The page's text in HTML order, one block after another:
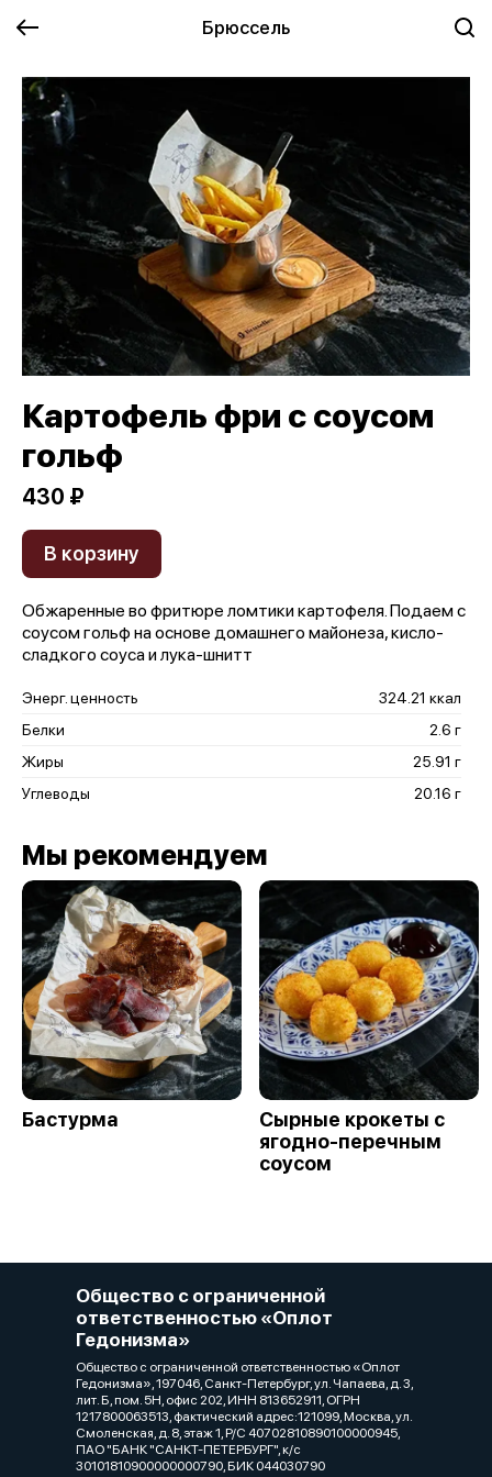
Брюссель
Картофель фри с соусом
гольф
430 ₽
В корзину
Обжаренные во фритюре ломтики картофеля. Подаем с
соусом гольф на основе домашнего майонеза, кисло-
сладкого соуса и лука-шнитт
Энерг. ценность
324.21 ккал
Белки
2.6 г
Жиры
25.91 г
Углеводы
20.16 г
Мы рекомендуем
Бастурма
Сырные крокеты с
ягодно-перечным
соусом
Общество с ограниченной
ответственностью «Оплот
Гедонизма»
Общество с ограниченной ответственностью «Оплот
Гедонизма», 197046, Санкт-Петербург, ул. Чапаева, д. 3,
лит. Б, пом. 5Н, офис 202, ИНН 813652911, ОГРН
1217800063513, фактический адрес:121099, Москва, ул.
Смоленская, д. 8, этаж 1, Р/C 40702810890100000945,
ПАО "БАНК "САНКТ-ПЕТЕРБУРГ", к/с
30101810900000000790, БИК 044030790